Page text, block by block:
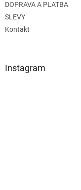
DOPRAVA A PLATBA
SLEVY
Kontakt
Instagram